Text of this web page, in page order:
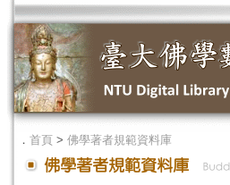
． 首頁 > 佛學著者規範資料庫